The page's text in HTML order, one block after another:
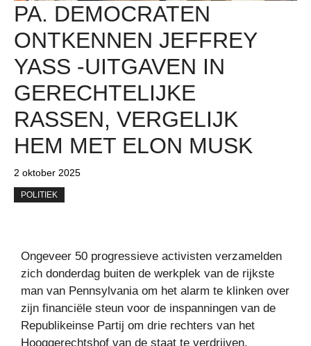
PA. DEMOCRATEN
ONTKENNEN JEFFREY
YASS -UITGAVEN IN
GERECHTELIJKE
RASSEN, VERGELIJK
HEM MET ELON MUSK
2 oktober 2025
POLITIEK
Ongeveer 50 progressieve activisten verzamelden
zich donderdag buiten de werkplek van de rijkste
man van Pennsylvania om het alarm te klinken over
zijn financiële steun voor de inspanningen van de
Republikeinse Partij om drie rechters van het
Hooggerechtshof van de staat te verdrijven.